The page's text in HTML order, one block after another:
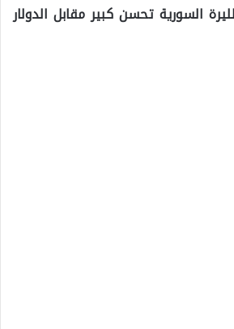
السورية تحسن كبير مقابل الدولار